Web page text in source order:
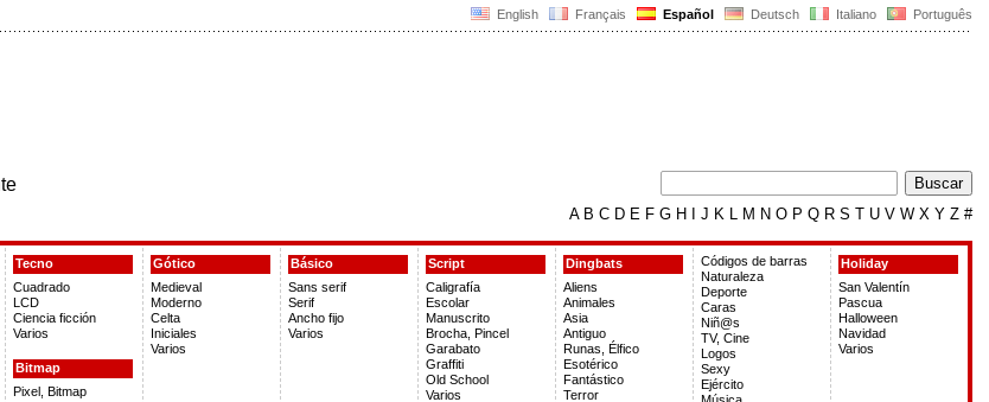
English Français Español Deutsch Italiano Português
AB C D E F G H J K L M N O P Q R S T U V W X Y Z #
Tecno
Cuadrado
LCD
Ciencia ficción
Varios
Bitmap
Pixel, Bitmap
Gótico
Medieval
Moderno
Celta
Iniciales
Varios
Básico
Sans serif
Serif
Ancho fijo
Varios
Script
Caligrafía
Escolar
Manuscrito
Brocha, Pincel
Garabato
Graffiti
Old School
Varios
Dingbats
Aliens
Animales
Asia
Antiguo
Runas, Élfico
Esotérico
Fantástico
Terror
Códigos de barras
Naturaleza
Deporte
Caras
Niñ@s
TV, Cine
Logos
Sexy
Ejército
Holiday
San Valentín
Pascua
Halloween
Navidad
Varios